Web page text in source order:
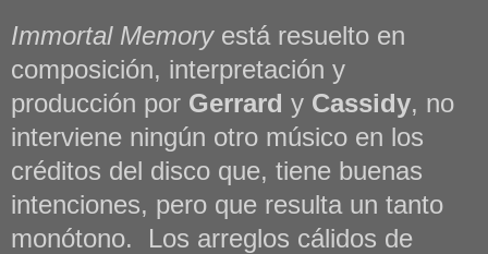
Immortal Memoryestá resuelto en
composición, interpretación y
producción por Gerrard y Cassidy, no
interviene ningún otro músico en los
créditos del disco que, tiene buenas
intenciones, pero que resulta un tanto
monótono. Los arreglos cálidos de